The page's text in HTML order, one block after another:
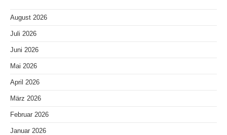
August 2026
Juli 2026
Juni 2026
Mai 2026
April 2026
März 2026
Februar 2026
Januar 2026